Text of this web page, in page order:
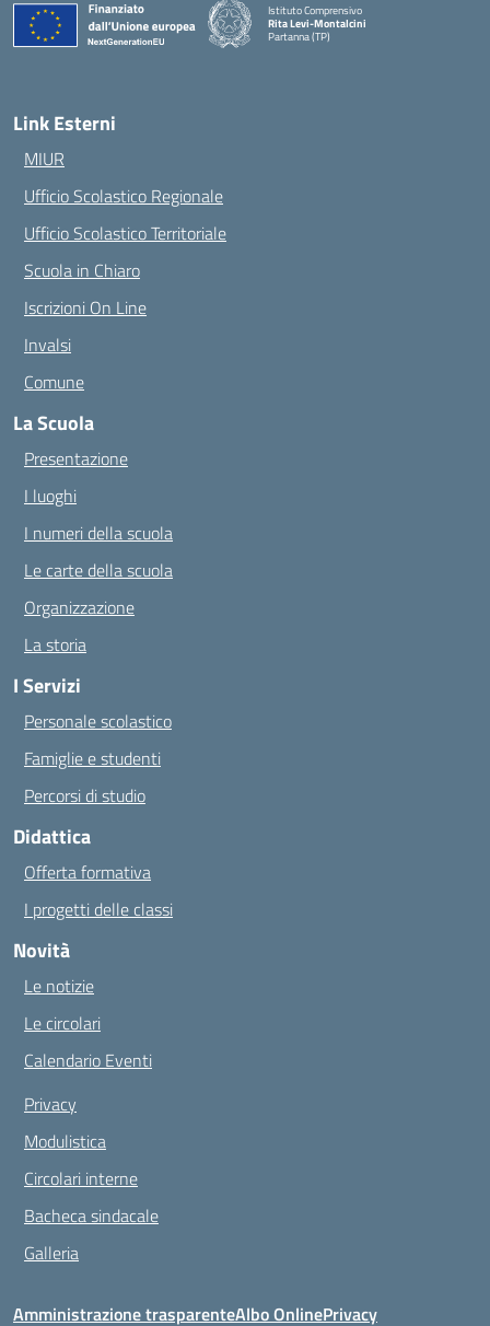
Istituto Comprensivo
Rita Levi-Montalcini
Partanna (TP)
Link Esterni
MIUR
Ufficio Scolastico Regionale
Ufficio Scolastico Territoriale
Scuola in Chiaro
Iscrizioni On Line
Invalsi
Comune
La Scuola
Presentazione
I luoghi
I numeri della scuola
Le carte della scuola
Organizzazione
La storia
I Servizi
Personale scolastico
Famiglie e studenti
Percorsi di studio
Didattica
Offerta formativa
I progetti delle classi
Novità
Le notizie
Le circolari
Calendario Eventi
Privacy
Modulistica
Circolari interne
Bacheca sindacale
Galleria
Amministrazione trasparenteAlbo OnlinePrivacy